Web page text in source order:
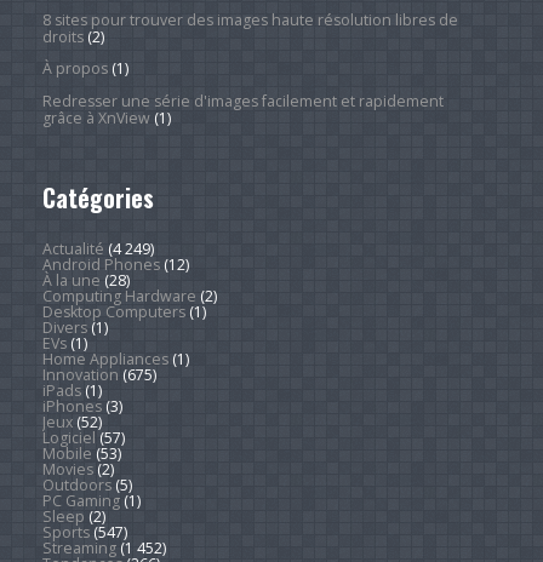
8 sites pour trouver des images haute résolution libres de
droits(2)
À propos(1)
Redresser une série d'images facilement et rapidement
grâce à XnView(1)
Catégories
Actualité (4 249)
Android Phones(12)
À la une (28)
Computing Hardware (2)
Desktop Computers(1)
Divers(1)
EVs(1)
Home Appliances(1)
Innovation (675)
iPads(1)
iPhones(3)
Jeux(52)
Logiciel (57)
Mobile (53)
Movies(2)
Outdoors(5)
PC Gaming(1)
Sleep (2)
Sports(547)
Streaming(1 452)